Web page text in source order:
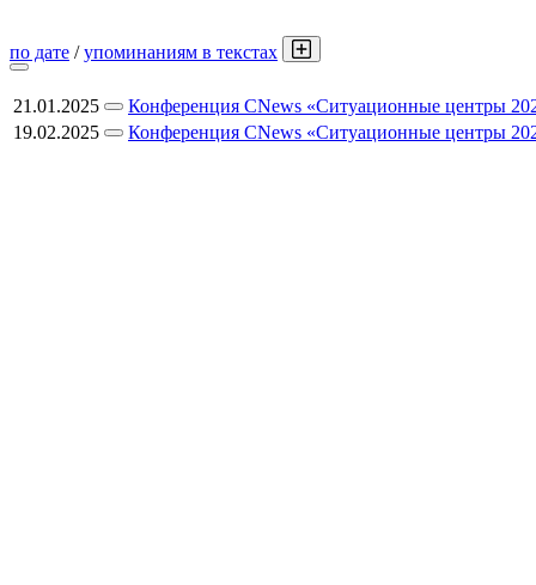
по дате /упоминаниям в текстах
21.01.2025
Конференция CNews «Ситуационные центры
19.02.2025
Конференция CNews «Ситуационные центры